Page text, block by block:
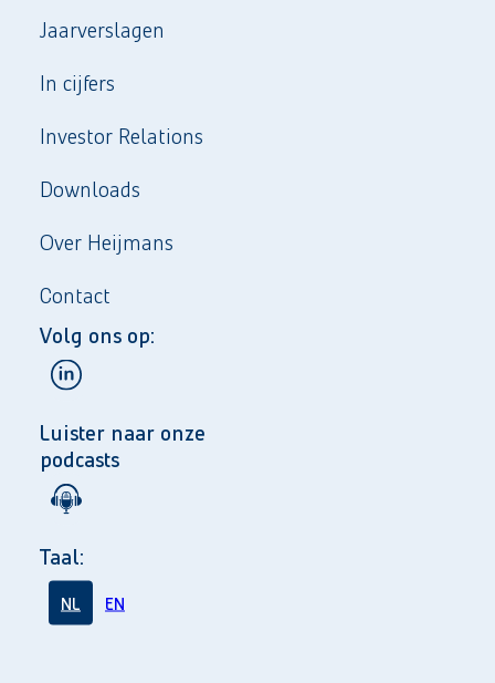
Jaarverslagen
In cijfers
Investor Relations
Downloads
Over Heijmans
Contact
Volg ons op:
Luister naar onze
podcasts
Taal:
NL EN